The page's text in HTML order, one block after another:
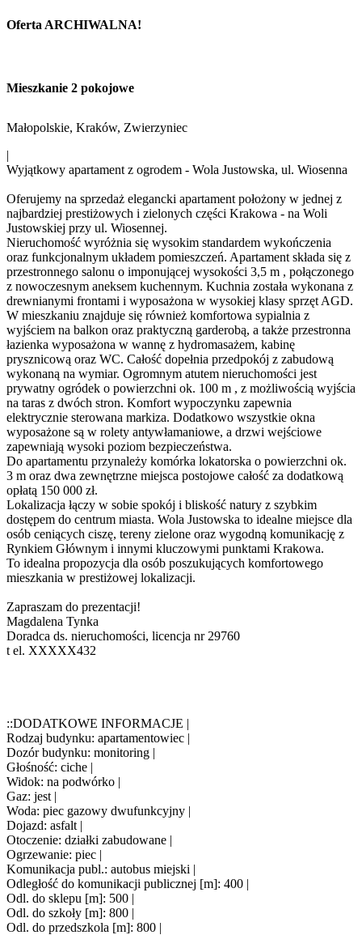
Oferta ARCHIWALNA!
Mieszkanie 2 pokojowe
Małopolskie, Kraków, Zwierzyniec
|
Wyjątkowy apartament z ogrodem - Wola Justowska, ul. Wiosenna
Oferujemy na sprzedaż elegancki apartament położony w jednej z
najbardziej prestiżowych i zielonych części Krakowa - na Woli
Justowskiej przy ul. Wiosennej.
Nieruchomość wyróżnia się wysokim standardem wykończenia
oraz funkcjonalnym układem pomieszczeń. Apartament składa się z
przestronnego salonu o imponującej wysokości 3,5 m , połączonego
z nowoczesnym aneksem kuchennym. Kuchnia została wykonana z
drewnianymi frontami i wyposażona w wysokiej klasy sprzęt AGD.
W mieszkaniu znajduje się również komfortowa sypialnia z
wyjściem na balkon oraz praktyczną garderobą, a także przestronna
łazienka wyposażona w wannę z hydromasażem, kabinę
prysznicową oraz WC. Całość dopełnia przedpokój z zabudową
wykonaną na wymiar. Ogromnym atutem nieruchomości jest
prywatny ogródek o powierzchni ok. 100 m , z możliwością wyjścia
na taras z dwóch stron. Komfort wypoczynku zapewnia
elektrycznie sterowana markiza. Dodatkowo wszystkie okna
wyposażone są w rolety antywłamaniowe, a drzwi wejściowe
zapewniają wysoki poziom bezpieczeństwa.
Do apartamentu przynależy komórka lokatorska o powierzchni ok.
3 m oraz dwa zewnętrzne miejsca postojowe całość za dodatkową
opłatą 150 000 zł.
Lokalizacja łączy w sobie spokój i bliskość natury z szybkim
dostępem do centrum miasta. Wola Justowska to idealne miejsce dla
osób ceniących ciszę, tereny zielone oraz wygodną komunikację z
Rynkiem Głównym i innymi kluczowymi punktami Krakowa.
To idealna propozycja dla osób poszukujących komfortowego
mieszkania w prestiżowej lokalizacji.
Zapraszam do prezentacji!
Magdalena Tynka
Doradca ds. nieruchomości, licencja nr 29760
t el. XXXXX432
::DODATKOWE INFORMACJE |
Rodzaj budynku: apartamentowiec |
Dozór budynku: monitoring |
Głośność: ciche |
Widok: na podwórko |
Gaz: jest |
Woda: piec gazowy dwufunkcyjny |
Dojazd: asfalt |
Otoczenie: działki zabudowane |
Ogrzewanie: piec |
Komunikacja publ.: autobus miejski |
Odległość do komunikacji publicznej [m]: 400 |
Odl. do sklepu [m]: 500 |
Odl. do szkoły [m]: 800 |
Odl. do przedszkola [m]: 800 |